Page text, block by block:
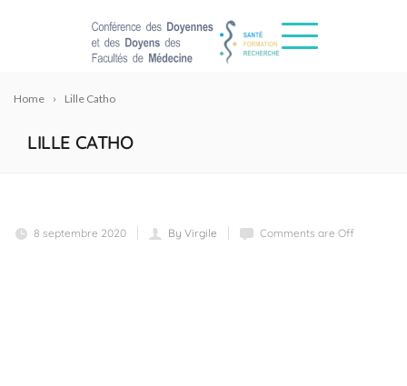
Home Lille Catho
LILLE CATHO
8 septembre 2020 By Virgile Comments are Off